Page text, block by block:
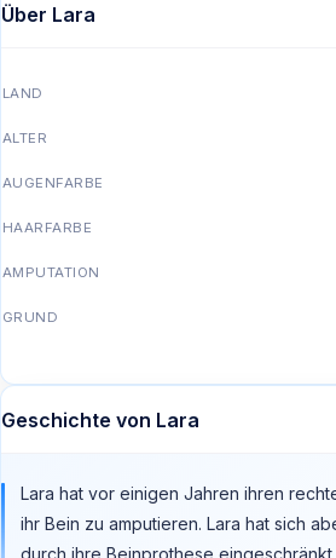
Über Lara
LAND
ALTER
AUGENFARBE
HAARFARBE
AMPUTATION
GRUND
Geschichte von Lara
Lara hat vor einigen Jahren ihren
ihr Bein zu amputieren. Lara hat sich